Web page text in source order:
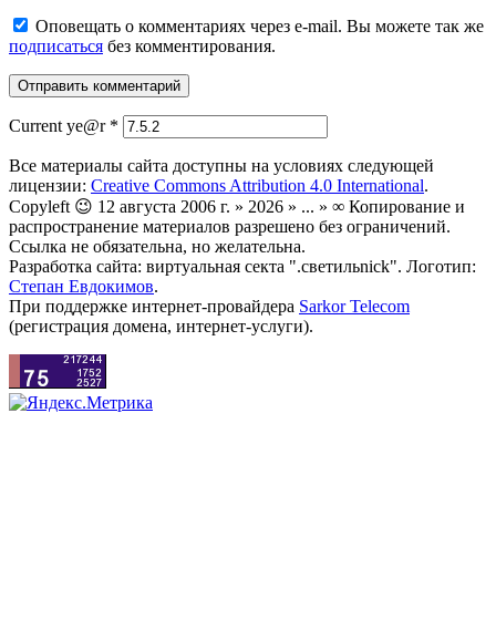
Оповещать о комментариях через e-mail. Вы можете так же
подписаться без комментирования.
Current ye@r *
Все материалы сайта доступны на условиях следующей
лицензии: Creative Commons Attribution 4.0 International.
Copyleft 😉 12 августа 2006 г. » 2026 » ... » ∞ Копирование и
распространение материалов разрешено без ограничений.
Ссылка не обязательна, но желательна.
Разработка сайта: виртуальная секта ".светильnick". Логотип:
Степан Евдокимов.
При поддержке интернет-провайдера Sarkor Telecom
(регистрация домена, интернет-услуги).